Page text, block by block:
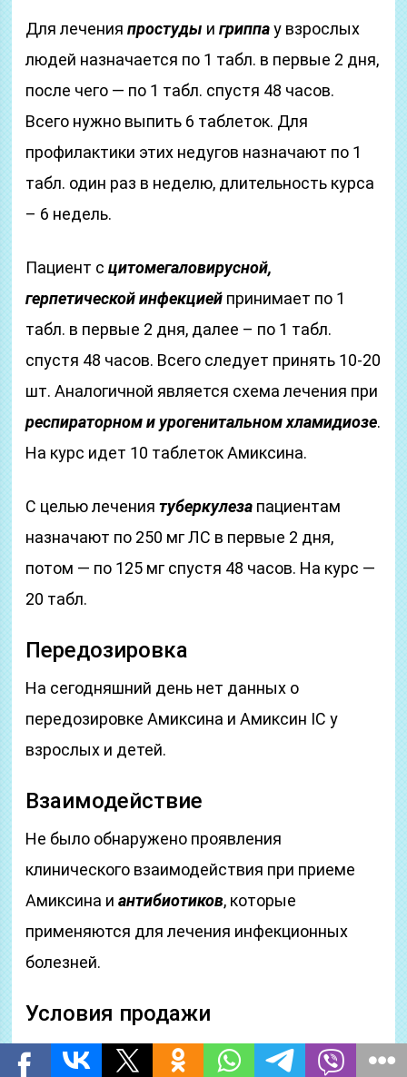
Для леченияпростуды игриппа у взрослых
людей назначается по 1 табл. в первые 2 дня,
после чего — по 1 табл. спустя 48 часов.
Всего нужно выпить 6 таблеток. Для
профилактики этих недугов назначают по 1
табл. один раз в неделю, длительность курса
– 6 недель.
Пациент сцитомегаловирусной,
герпетической инфекцией принимает по 1
табл. в первые 2 дня, далее – по 1 табл.
спустя 48 часов. Всего следует принять 10-20
шт. Аналогичной является схема лечения при
респираторном и урогенитальном хламидиозе.
На курс идет 10 таблеток Амиксина.
С целью лечениятуберкулеза пациентам
назначают по 250 мг ЛС в первые 2 дня,
потом — по 125 мг спустя 48 часов. На курс —
20 табл.
Передозировка
На сегодняшний день нет данных о
передозировке Амиксина и Амиксин IC у
взрослых и детей.
Взаимодействие
Не было обнаружено проявления
клинического взаимодействия при приеме
Амиксина иантибиотиков, которые
применяются для лечения инфекционных
болезней.
Условия продажи
Можно приобрести без рецепта.